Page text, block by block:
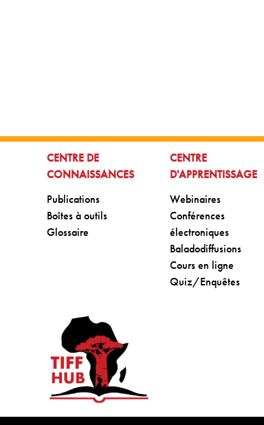
ALLER À:
CENTRE DE
CONNAISSANCES
Aller à:
Publications
Aller à:
Boîtes à outils
Aller à:
Glossaire
ALLER À:
CENTRE
D'APPRENTISSAGE
Aller à:
Webinaires
Aller à:
Conférences
électroniques
Aller à:
Baladodiffusions
Aller à:
Cours en ligne
Aller à:
Quiz/Enquêtes